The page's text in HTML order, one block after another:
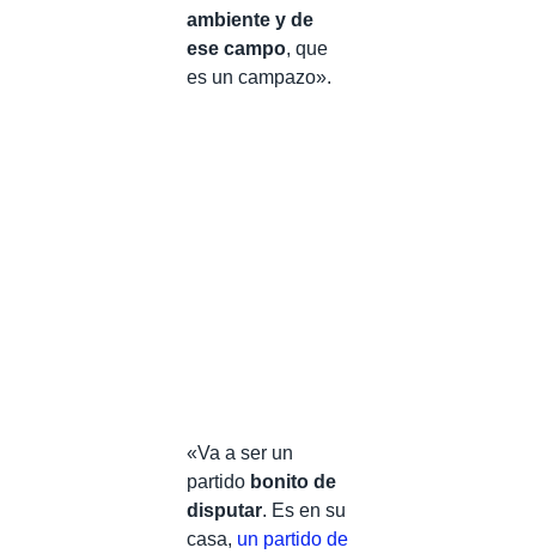
ambiente y de
ese campo, que
es un campazo».
«Va a ser un
partido bonito de
disputar. Es en su
casa, un partido de